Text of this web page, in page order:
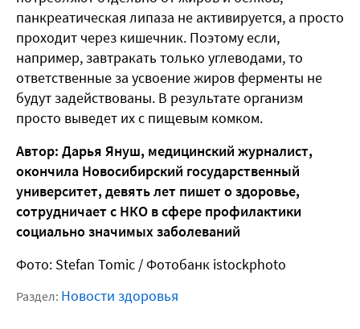
панкреатическая липаза не активируется, а просто
проходит через кишечник. Поэтому если,
например, завтракать только углеводами, то
ответственные за усвоение жиров ферменты не
будут задействованы. В результате организм
просто выведет их с пищевым комком.
Автор: Дарья Януш, медицинский журналист,
окончила Новосибирский государственный
университет, девять лет пишет о здоровье,
сотрудничает с НКО в сфере профилактики
социально значимых заболеваний
Фото: Stefan Tomic / Фотобанк istockphoto
Раздел: Новости здоровья